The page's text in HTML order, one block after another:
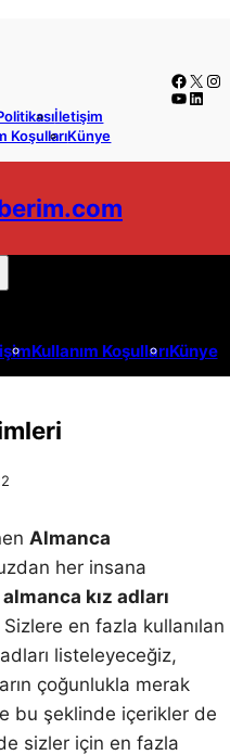
İletişim
KoşullarıKünye
X
Kullanım KoşullarıKünye
Almanca
her insana
almanca kız adları
en fazla kullanılan
listeleyeceğiz,
çoğunlukla merak
bu şeklinde içerikler de
sizler için en fazla